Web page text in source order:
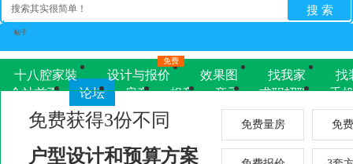
帖子
搜 索
全站首页 论坛 房产 相亲 亲子 求职招聘 手
十八腔家裝 设计与报价
免费
效果图 找我家 找